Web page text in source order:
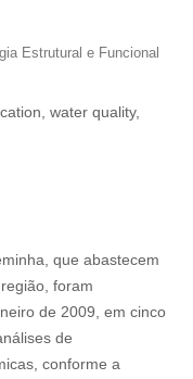
Estrutural e Funcional
water quality,
que abastecem
foram
de 2009, em cinco
de
conforme a